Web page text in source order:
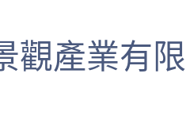
觀產業有